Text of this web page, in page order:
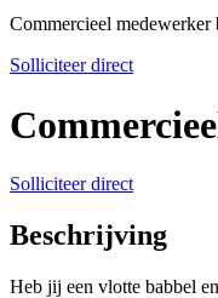
Commercieel
Solliciteer direct
Solliciteer direct
Beschrijving
Heb jij een vlotte babbel